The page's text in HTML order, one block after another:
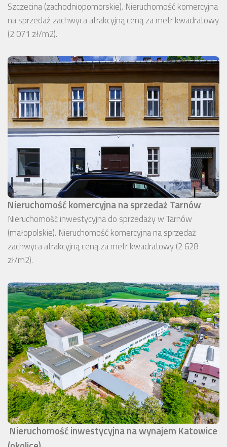
Szczecina (zachodniopomorskie). Nieruchomość komercyjna
na sprzedaż zachwyca atrakcyjną ceną za metr kwadratowy
(2 071 zł/m2).
Nieruchomość komercyjna na sprzedaż Tarnów
Nieruchomość inwestycyjna do sprzedaży w Tarnów
(małopolskie). Nieruchomość komercyjna na sprzedaż
zachwyca atrakcyjną ceną za metr kwadratowy (2 628
zł/m2).
Nieruchomość inwestycyjna na wynajem Katowice